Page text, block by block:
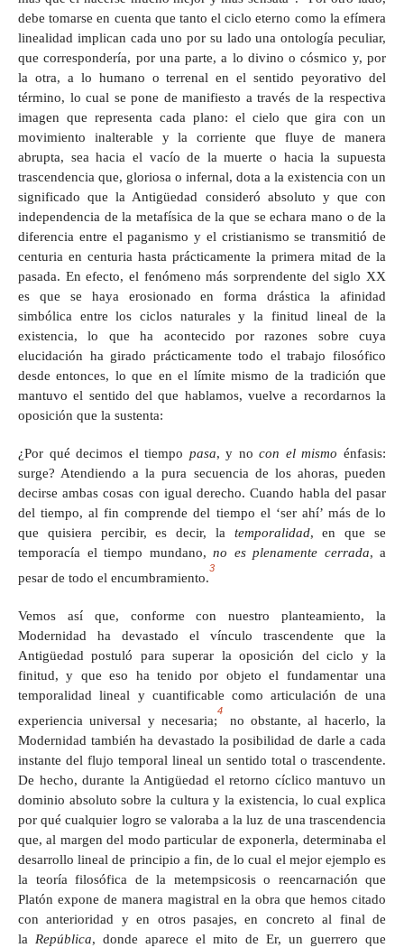
debe tomarse en cuenta que tanto el ciclo eterno como la efímera
linealidad implican cada uno por su lado una ontología peculiar,
que correspondería, por una parte, a lo divino o cósmico y, por
la otra, a lo humano o terrenal en el sentido peyorativo del
término, lo cual se pone de manifiesto a través de la respectiva
imagen que representa cada plano: el cielo que gira con un
movimiento inalterable y la corriente que fluye de manera
abrupta, sea hacia el vacío de la muerte o hacia la supuesta
trascendencia que, gloriosa o infernal, dota a la existencia con un
significado que la Antigüedad consideró absoluto y que con
independencia de la metafísica de la que se echara mano o de la
diferencia entre el paganismo y el cristianismo se transmitió de
centuria en centuria hasta prácticamente la primera mitad de la
pasada. En efecto, el fenómeno más sorprendente del siglo XX
es que se haya erosionado en forma drástica la afinidad
simbólica entre los ciclos naturales y la finitud lineal de la
existencia, lo que ha acontecido por razones sobre cuya
elucidación ha girado prácticamente todo el trabajo filosófico
desde entonces, lo que en el límite mismo de la tradición que
mantuvo el sentido del que hablamos, vuelve a recordarnos la
oposición que la sustenta:
¿Por qué decimos el tiempo pasa, y nocon el mismo énfasis:
surge? Atendiendo a la pura secuencia de los ahoras, pueden
decirse ambas cosas con igual derecho. Cuando habla del pasar
del tiempo, al fin comprende del tiempo el ‘ser ahí’ más de lo
que quisiera percibir, es decir, la temporalidad, en que se
temporacía el tiempo mundano, no es plenamente cerrada, a
pesar de todo el encumbramiento.
3
Vemos así que, conforme con nuestro planteamiento, la
Modernidad ha devastado el vínculo trascendente que la
Antigüedad postuló para superar la oposición del ciclo y la
finitud, y que eso ha tenido por objeto el fundamentar una
temporalidad lineal y cuantificable como articulación de una
experiencia universal y necesaria;
4
no obstante, al hacerlo, la
Modernidad también ha devastado la posibilidad de darle a cada
instante del flujo temporal lineal un sentido total o trascendente.
De hecho, durante la Antigüedad el retorno cíclico mantuvo un
dominio absoluto sobre la cultura y la existencia, lo cual explica
por qué cualquier logro se valoraba a la luz de una trascendencia
que, al margen del modo particular de exponerla, determinaba el
desarrollo lineal de principio a fin, de lo cual el mejor ejemplo es
la teoría filosófica de la metempsicosis o reencarnación que
Platón expone de manera magistral en la obra que hemos citado
con anterioridad y en otros pasajes, en concreto al final de
la República, donde aparece el mito de Er, un guerrero que